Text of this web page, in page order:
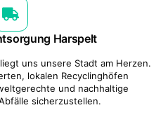
Harspelt
uns unsere Stadt am Herzen.
lokalen Recyclinghöfen
und nachhaltige
sicherzustellen.